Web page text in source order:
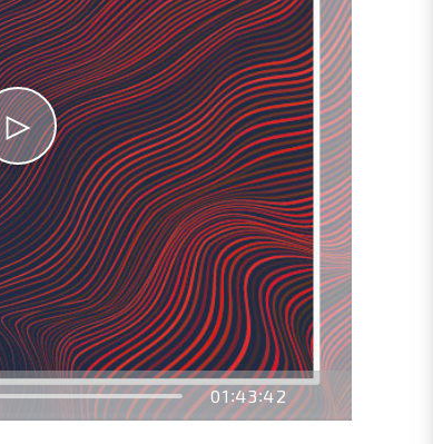
01 :43:42